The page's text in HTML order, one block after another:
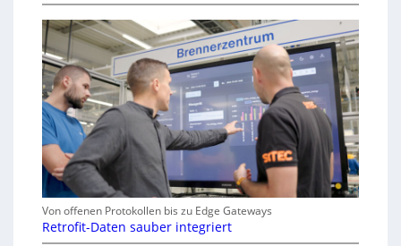
Von offenen Protokollen bis zu Edge Gateways
Retrofit-Daten sauber integriert